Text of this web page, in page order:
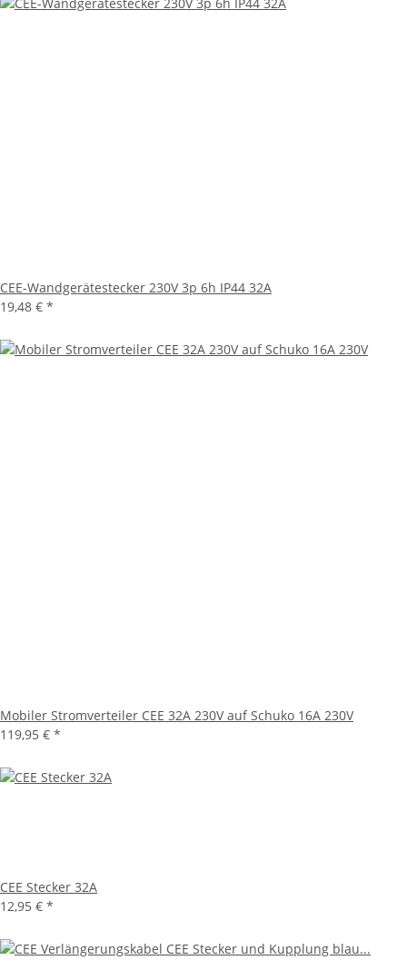
CEE-Wandgerätestecker 230V 3p 6h IP44 32A
19,48 € *
Mobiler Stromverteiler CEE 32A 230V auf Schuko 16A 230V
119,95 € *
CEE Stecker 32A
12,95 € *